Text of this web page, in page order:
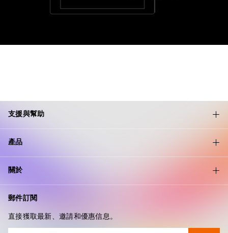
支援與幫助
產品
關於
郵件訂閱
直接獲取最新、邀請和優惠信息。